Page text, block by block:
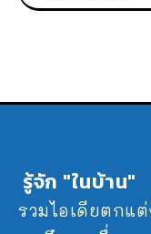
รู้จัก "ในบ้าน"
รวมไอเดียตกแ